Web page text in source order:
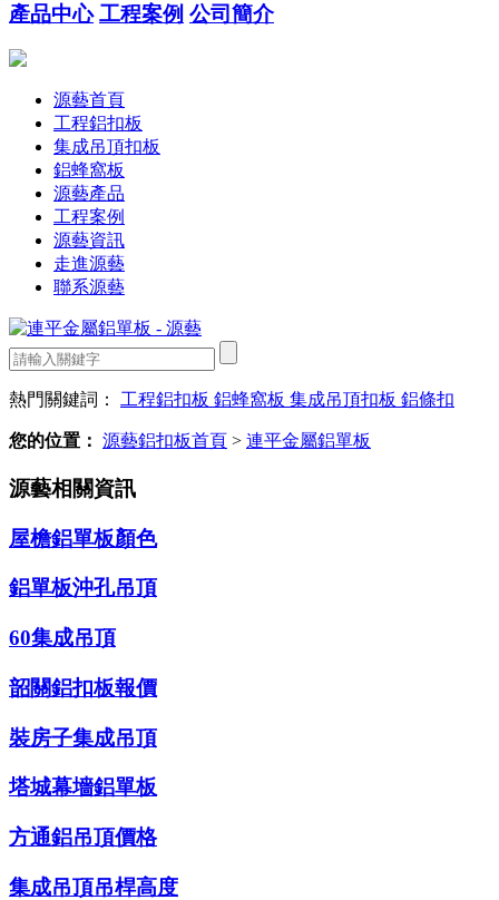
產品中心 工程案例 公司簡介
源藝首頁
工程鋁扣板
集成吊頂扣板
鋁蜂窩板
源藝產品
工程案例
源藝資訊
走進源藝
聯系源藝
熱門關鍵詞： 工程鋁扣板 鋁蜂窩板 集成吊頂扣板 鋁條扣
您的位置： 源藝鋁扣板首頁 > 連平金屬鋁單板
源藝相關資訊
屋檐鋁單板顏色
鋁單板沖孔吊頂
60集成吊頂
韶關鋁扣板報價
裝房子集成吊頂
塔城幕墻鋁單板
方通鋁吊頂價格
集成吊頂吊桿高度